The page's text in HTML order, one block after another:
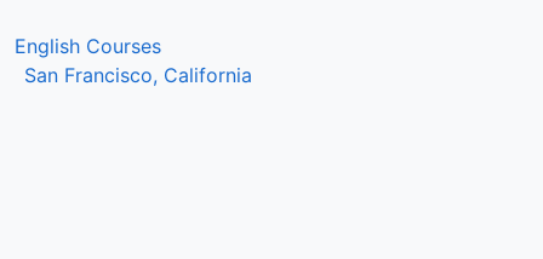
English Courses
San Francisco, California